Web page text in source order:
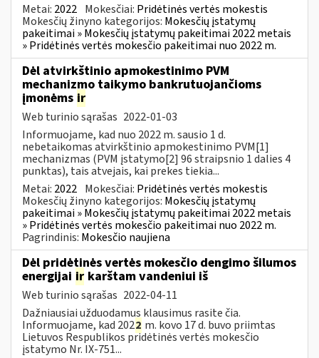
Metai: 2022 Mokesčiai: Pridėtinės vertės mokestis
Mokesčių žinyno kategorijos: Mokesčių įstatymų
pakeitimai » Mokesčių įstatymų pakeitimai 2022 metais
» Pridėtinės vertės mokesčio pakeitimai nuo 2022 m.
Dėl atvirkštinio apmokestinimo PVM
mechanizmo taikymo bankrutuojančioms
įmonėms ir
Web turinio sąrašas 2022-01-03
Informuojame, kad nuo 2022 m. sausio 1 d.
nebetaikomas atvirkštinio apmokestinimo PVM[1]
mechanizmas (PVM įstatymo[2] 96 straipsnio 1 dalies 4
punktas), tais atvejais, kai prekes tiekia...
Metai: 2022 Mokesčiai: Pridėtinės vertės mokestis
Mokesčių žinyno kategorijos: Mokesčių įstatymų
pakeitimai » Mokesčių įstatymų pakeitimai 2022 metais
» Pridėtinės vertės mokesčio pakeitimai nuo 2022 m.
Pagrindinis: Mokesčio naujiena
Dėl pridėtinės vertės mokesčio dengimo šilumos
energijai ir karštam vandeniui iš
Web turinio sąrašas 2022-04-11
Dažniausiai užduodamus klausimus rasite čia.
Informuojame, kad 2022 m. kovo 17 d. buvo priimtas
Lietuvos Respublikos pridėtinės vertės mokesčio
įstatymo Nr. IX-751...